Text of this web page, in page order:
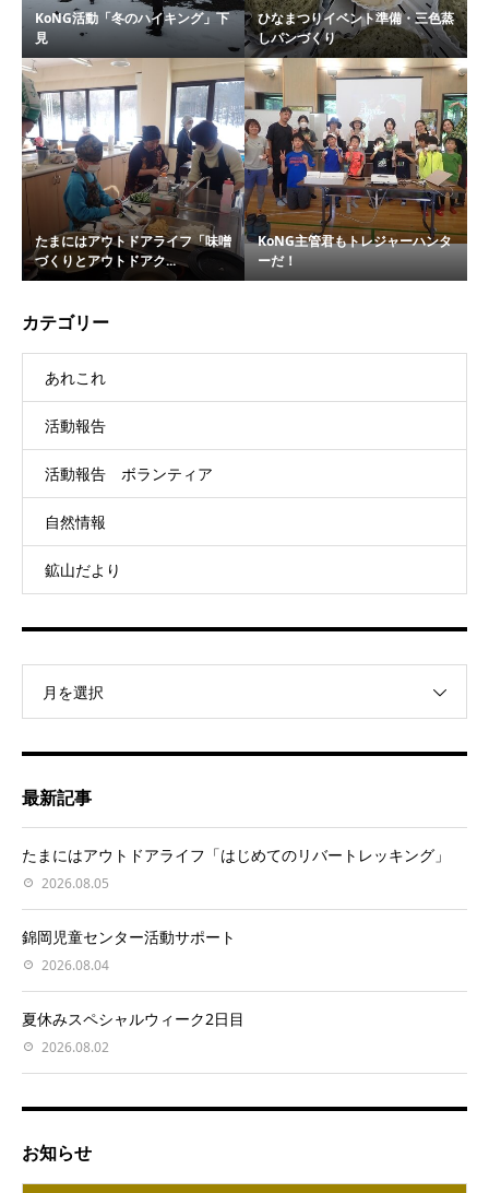
KoNG活動「冬のハイキング」下
見
ひなまつりイベント準備・三色蒸
しパンづくり
たまにはアウトドアライフ「味噌
づくりとアウトドアク...
KoNG主管君もトレジャーハンタ
ーだ！
カテゴリー
あれこれ
活動報告
活動報告 ボランティア
自然情報
鉱山だより
月を選択
最新記事
たまにはアウトドアライフ「はじめてのリバートレッキング」
2026.08.05
錦岡児童センター活動サポート
2026.08.04
夏休みスペシャルウィーク2日目
2026.08.02
お知らせ